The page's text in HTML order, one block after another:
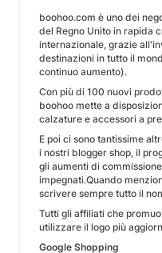
boohoo.com è uno dei
del Regno Unito in rapida
internazionale, grazie
destinazioni in tutto il
continuo aumento).
Con più di 100 nuovi
boohoo mette a
calzature e accessori a
E poi ci sono tantissime
i nostri blogger shop, il
gli aumenti di
impegnati.Quando
scrivere sempre tutto il
Tutti gli affiliati che
utilizzare il logo più
Google Shopping